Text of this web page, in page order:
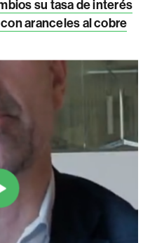
su tasa de interés
aranceles al cobre